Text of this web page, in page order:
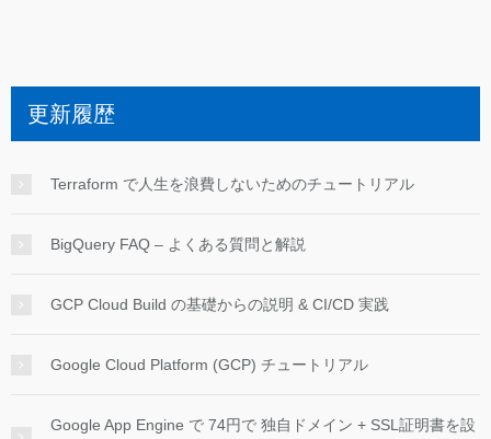
更新履歴
Terraform で人生を浪費しないためのチュートリアル
BigQuery FAQ – よくある質問と解説
GCP Cloud Build の基礎からの説明 & CI/CD 実践
Google Cloud Platform (GCP) チュートリアル
Google App Engine で 74円で 独自ドメイン + SSL証明書を設